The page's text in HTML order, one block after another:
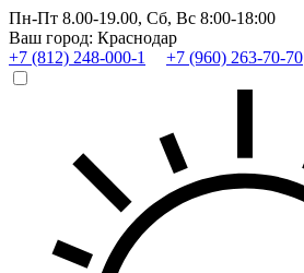
Пн-Пт 8.00-19.00, Сб, Вс 8:00-18:00
Ваш город: Краснодар
+7 (812) 248-000-1
+7 (960) 263-70-70